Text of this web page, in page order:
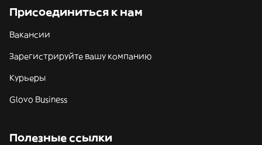
Присоединиться к нам
Вакансии
Зарегистрируйте вашу компанию
Курьеры
Glovo Business
Полезные ссылки